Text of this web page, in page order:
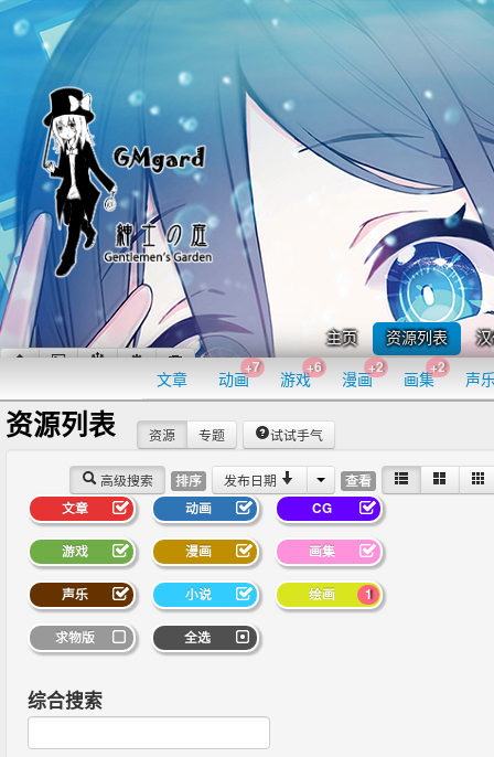
主页 资源列表
文章 动画
+7
游戏
+6
漫画
+2
画集
+2
声
资源列表
高级搜索 排序 发布日期 查看
资源 专题 试试手气
文章 动画 CG
游戏 漫画 画集
声乐 小说 1
绘画
求物版 全选
综合搜索